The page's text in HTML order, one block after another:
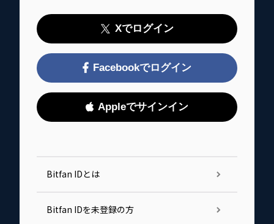
Xでログイン
Facebookでログイン
Appleでサインイン
Bitfan IDとは
Bitfan IDを未登録の方